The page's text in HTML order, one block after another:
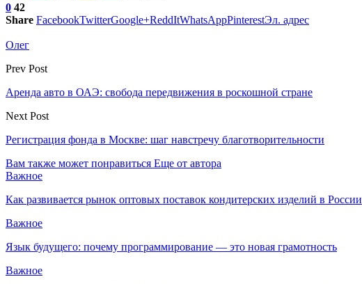
0 42
Share FacebookTwitterGoogle+ReddItWhatsAppPinterestЭл. адрес
Олег
Prev Post
Аренда авто в ОАЭ: свобода передвижения в роскошной стране
Next Post
Регистрация фонда в Москве: шаг навстречу благотворительности
Вам также может понравиться Еще от автора
Важное
Как развивается рынок оптовых поставок кондитерских изделий в России
Важное
Язык будущего: почему программирование — это новая грамотность
Важное